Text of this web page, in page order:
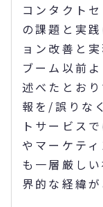
コンタクト
の課題と実
ョン改善と
ブーム以前
述べたとお
報を/誤りな
トサービス
やマーケテ
も一層厳し
界的な経緯が